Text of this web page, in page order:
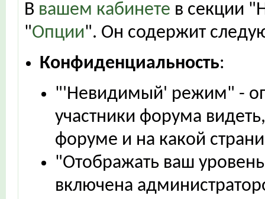
В вашем кабинете в секции
"Опции". Он содержит
Конфиденциальность:
"'Невидимый' режим" -
участники форума
форуме и на какой
"Отображать ваш
включена